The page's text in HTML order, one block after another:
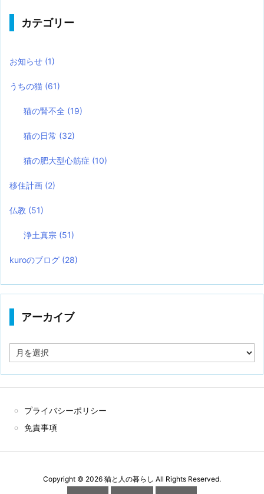
カテゴリー
お知らせ (1)
うちの猫 (61)
猫の腎不全 (19)
猫の日常 (32)
猫の肥大型心筋症 (10)
移住計画 (2)
仏教 (51)
浄土真宗 (51)
kuroのブログ (28)
アーカイブ
ー
プライバシーポリシー
免責事項
Copyright © 2026 猫と人の暮らし All Rights Reserved.